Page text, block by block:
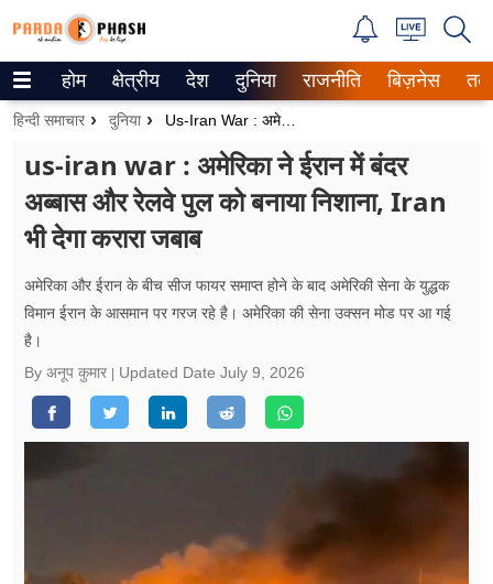
Trending on Google News
वेब स्टोरीज
उत्तर प्रदेश
गैलरी
वीडियो
रिलेशनशिप
होम क्षेत्रीय देश दुनिया राजनीति बिज़नेस
हिन्दी समाचार दुनिया Us-Iran War : अमेरिका ने ईरान में बंदर अब्बास और रेलवे पुल को बनाया निशाना, Iran भी देगा करारा जबाब
us-iran war : अमेरिका ने ईरान में बंदर
अब्बास और रेलवे पुल को बनाया निशाना, Iran
भी देगा करारा जबाब
अमेरिका और ईरान के बीच सीज फायर समाप्त होने के बाद अमेरिकी सेना के युद्धक
विमान ईरान के आसमान पर गरज रहे है। अमेरिका की सेना उक्सन मोड पर आ गई
है।
By अनूप कुमार
Updated Date July 9, 2026